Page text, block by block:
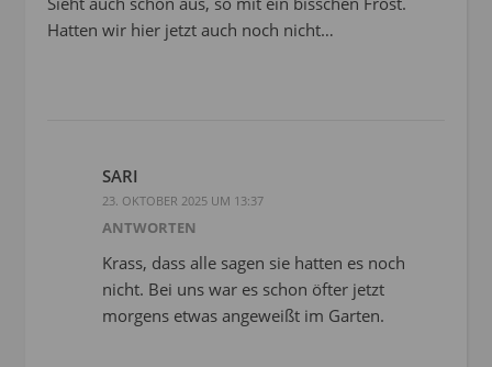
Hatten wir hier jetzt auch noch nicht…
SARI
23. OKTOBER 2025 UM 13:37
ANTWORTEN
Krass, dass alle sagen sie hatten es noch
nicht. Bei uns war es schon öfter jetzt
morgens etwas angeweißt im Garten.